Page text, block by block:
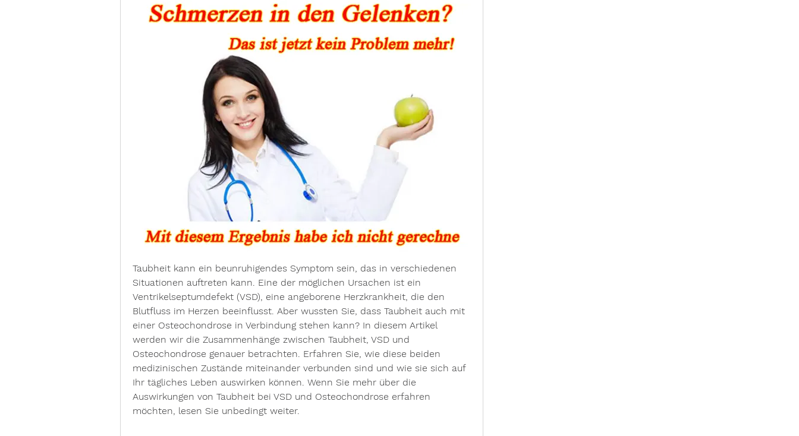
Taubheit kann ein beunruhigendes Symptom sein, das in verschiedenen
Situationen auftreten kann. Eine der möglichen Ursachen ist ein
Ventrikelseptumdefekt (VSD), eine angeborene Herzkrankheit, die den
Blutfluss im Herzen beeinflusst. Aber wussten Sie, dass Taubheit auch mit
einer Osteochondrose in Verbindung stehen kann? In diesem Artikel
werden wir die Zusammenhänge zwischen Taubheit, VSD und
Osteochondrose genauer betrachten. Erfahren Sie, wie diese beiden
medizinischen Zustände miteinander verbunden sind und wie sie sich auf
Ihr tägliches Leben auswirken können. Wenn Sie mehr über die
Auswirkungen von Taubheit bei VSD und Osteochondrose erfahren
möchten, lesen Sie unbedingt weiter.